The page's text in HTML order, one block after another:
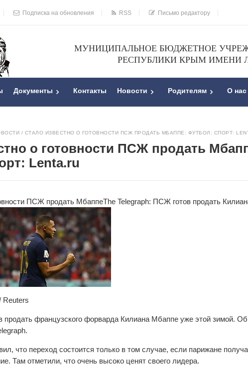
Подписка на обновления RSS Письмо редактору
МУНИЦИПАЛЬНОЕ БЮДЖЕТНОЕ
РЕСПУБЛИКИ КРЫМ ИМЕНИ
Документы Контакты Новости Родителям О нас
/ СТАЛО ИЗВЕСТНО О ГОТОВНОСТИ ПСЖ ПРОДАТЬ МБАППЕ: ФУТБОЛ: СПОРТ:
о готовности ПСЖ продать
Lenta.ru
ПСЖ продать МбаппеThe Telegraph: ПСЖ готов продать
Reuters
французского форварда Килиана Мбаппе уже этой зимой.
что переход состоится только в том случае, если парижане
Там отметили, что очень высоко ценят своего лидера.